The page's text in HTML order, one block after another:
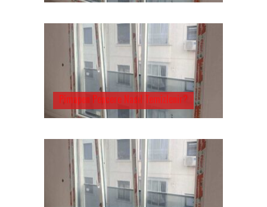
Pimapen Pencere Nasıl Temizlenir?